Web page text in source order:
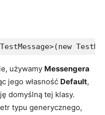
używamy Messengera
jego własność Default,
domyślną tej klasy.
typu generycznego,